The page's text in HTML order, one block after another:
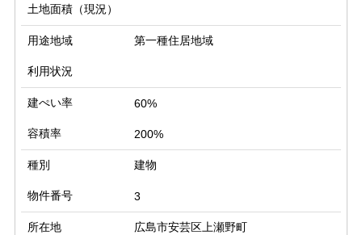
土地面積（現況）
用途地域 第一種住居地域
利用状況
建ぺい率 60%
容積率 200%
種別 建物
物件番号 3
所在地 広島市安芸区上瀬野町